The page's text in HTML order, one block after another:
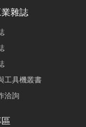
雜誌
工具機叢書
洽詢